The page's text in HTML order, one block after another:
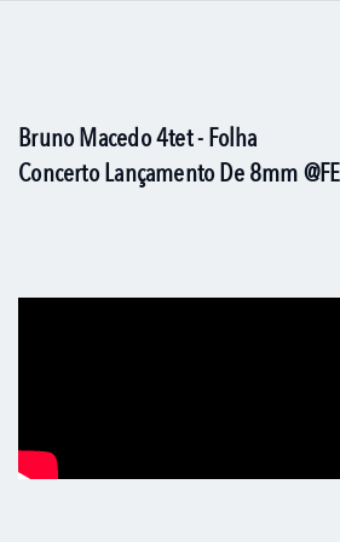
Bruno Macedo 4tet - Folha
Concerto Lançamento De 8mm